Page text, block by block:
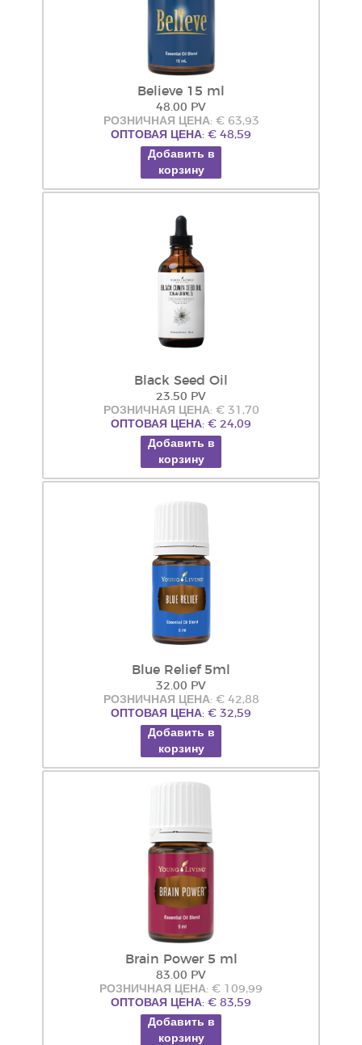
Believe 15 ml
48.00 PV
РОЗНИЧНАЯ ЦЕНА: € 63,93
ОПТОВАЯ ЦЕНА: € 48,59
Добавить в
корзину
Black Seed Oil
23.50 PV
РОЗНИЧНАЯ ЦЕНА: € 31,70
ОПТОВАЯ ЦЕНА: € 24,09
Добавить в
корзину
Blue Relief 5ml
32.00 PV
РОЗНИЧНАЯ ЦЕНА: € 42,88
ОПТОВАЯ ЦЕНА: € 32,59
Добавить в
корзину
Brain Power 5 ml
83.00 PV
РОЗНИЧНАЯ ЦЕНА: € 109,99
ОПТОВАЯ ЦЕНА: € 83,59
Добавить в
корзину